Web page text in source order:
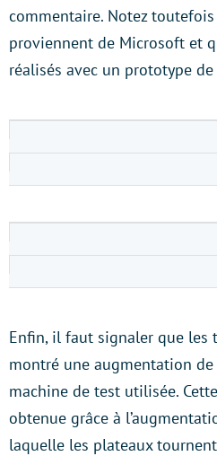
commentaire. Notez
proviennent de Microsoft et
réalisés avec un prototype
Enfin, il faut signaler que les
montré une augmentation de
machine de test utilisée.
obtenue grâce à
laquelle les plateaux